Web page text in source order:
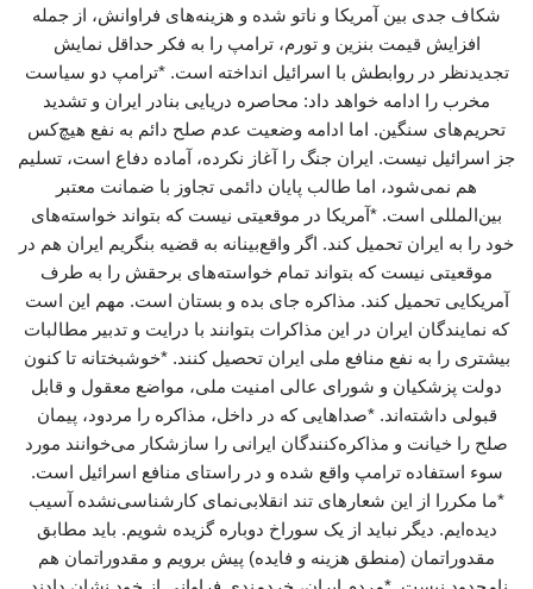
شکاف جدی بین آمریکا و ناتو شده و هزینه‌های فراوانش، از جمله
افزایش قیمت بنزین و تورم، ترامپ را به فکر حداقل نمایش
تجدیدنظر در روابطش با اسرائیل انداخته است. *ترامپ دو سیاست
مخرب را ادامه خواهد داد: محاصره دریایی بنادر ایران و تشدید
تحریم‌های سنگین. اما ادامه وضعیت عدم صلح دائم به نفع هیچ‌کس
جز اسرائیل نیست. ایران جنگ را آغاز نکرده، آماده دفاع است، تسلیم
هم نمی‌شود، اما طالب پایان دائمی تجاوز با ضمانت معتبر
بین‌المللی است. *آمریکا در موقعیتی نیست که بتواند خواسته‌های
خود را به ایران تحمیل کند. اگر واقع‌بینانه به قضیه بنگریم ایران هم در
موقعیتی نیست که بتواند تمام خواسته‌های برحقش را به طرف
آمریکایی تحمیل کند. مذاکره جای بده و بستان است. مهم این است
که نمایندگان ایران در این مذاکرات بتوانند با درایت و تدبیر مطالبات
بیشتری را به نفع منافع ملی ایران تحصیل کنند. *خوشبختانه تا کنون
دولت پزشکیان و شورای عالی امنیت ملی، مواضع معقول و قابل
قبولی داشته‌اند. *صداهایی که در داخل، مذاکره را مردود، پیمان
صلح را خیانت و مذاکره‌کنندگان ایرانی را سازشکار می‌خوانند مورد
سوء استفاده ترامپ واقع شده و در راستای منافع اسرائیل است.
*ما مکررا از این شعارهای تند انقلابی‌نمای کارشناسی‌نشده آسیب
دیده‌ایم. دیگر نباید از یک سوراخ دوباره گزیده شویم. باید مطابق
مقدوراتمان (منطق هزینه و فایده) پیش برویم و مقدوراتمان هم